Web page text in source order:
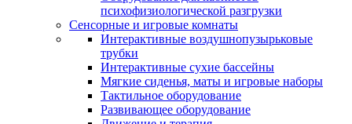
психофизиологической разгрузки
Сенсорные и игровые комнаты
Интерактивные воздушнопузырьковые
трубки
Интерактивные сухие бассейны
Мягкие сиденья, маты и игровые наборы
Тактильное оборудование
Развивающее оборудование